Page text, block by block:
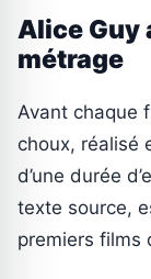
Alice Guy
métrage
Avant chaque
choux, réalisé
d’une durée
texte source,
premiers films